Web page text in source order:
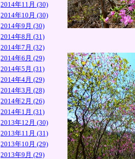
2014年11月 (30)
2014年10月 (30)
2014年9月 (30)
2014年8月 (31)
2014年7月 (32)
2014年6月 (29)
2014年5月 (31)
2014年4月 (29)
2014年3月 (28)
2014年2月 (26)
2014年1月 (31)
2013年12月 (30)
2013年11月 (31)
2013年10月 (29)
2013年9月 (29)